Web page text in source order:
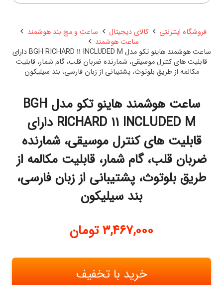
فروشگاه اینترنتی کالای دیجیتال
ساعت و مچ بند هوشمند
ساعت هوشمند
ساعت هوشمند هاینو تکو مدل BGH RICHARD 11 INCLUDED M دارای
قابلیت های کنترل موسیقی، شمارنده ضربان قلب، گام شمار، قابلیت
مکالمه از طریق بلوتوث، پشتیبانی از زبان فارسی، بند سیلیکون
ساعت هوشمند هاینو تکو مدل BGH
RICHARD 11 INCLUDED M دارای
قابلیت های کنترل موسیقی، شمارنده
ضربان قلب، گام شمار، قابلیت مکالمه از
طریق بلوتوث، پشتیبانی از زبان فارسی،
بند سیلیکون
3,467,000 تومان
خرید با تخفیف